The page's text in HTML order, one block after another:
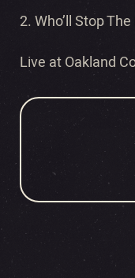
2. Who’ll Stop The
Live at Oakland